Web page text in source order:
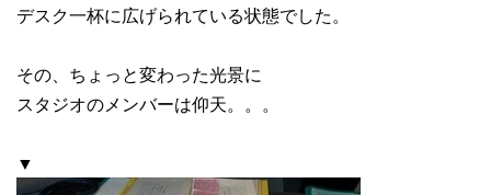
デスク一杯に広げられている状態でした。
その、ちょっと変わった光景に
スタジオのメンバーは仰天。。。
▼